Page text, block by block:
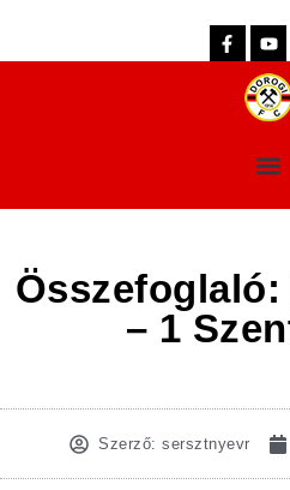
– 1
Szerző: sersztnyevr